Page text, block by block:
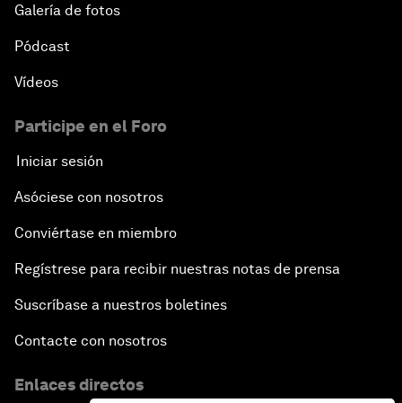
Galería de fotos
Pódcast
Vídeos
Participe en el Foro
Iniciar sesión
Asóciese con nosotros
Conviértase en miembro
Regístrese para recibir nuestras notas de prensa
Suscríbase a nuestros boletines
Contacte con nosotros
Enlaces directos